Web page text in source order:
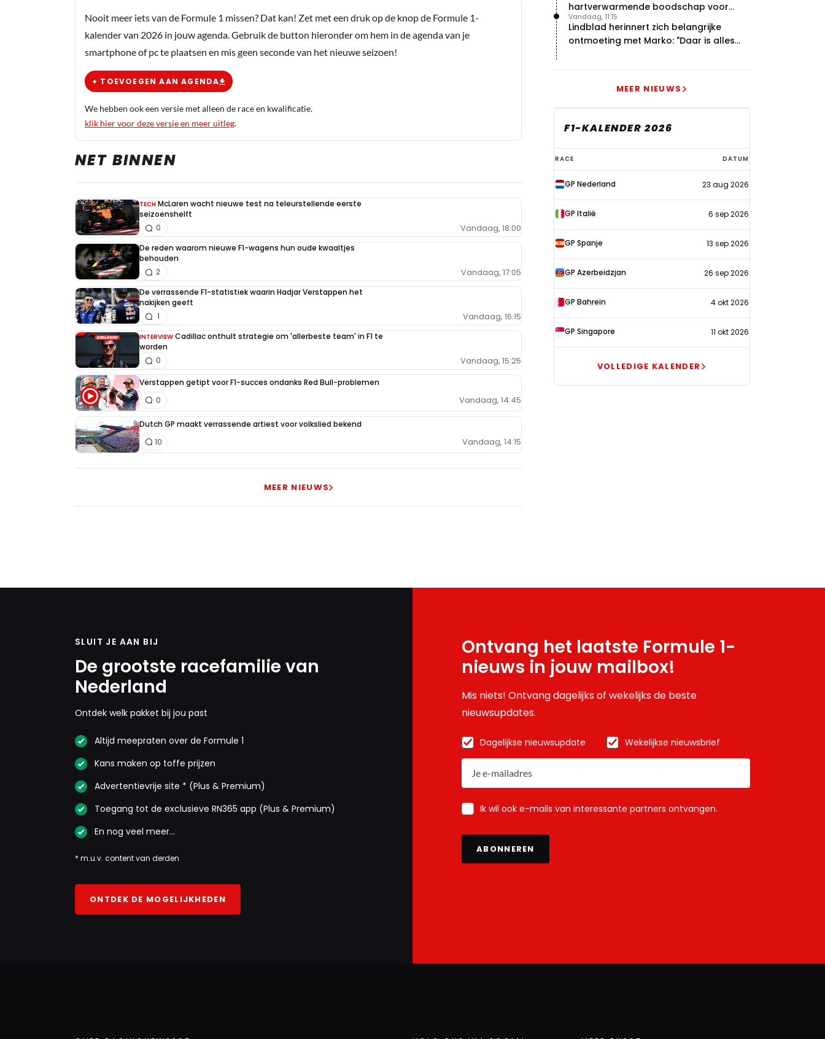
Nooit meer iets van de Formule 1 missen? Dat kan! Zet met een druk op de knop de Formule 1-
kalender van 2026 in jouw agenda. Gebruik de button hieronder om hem in de agenda van je
smartphone of pc te plaatsen en mis geen seconde van het nieuwe seizoen!
+ TOEVOEGEN AAN AGENDA
We hebben ook een versie met alleen de race en kwalificatie.
klik hier voor deze versie en meer uitleg.
NET BINNEN
TECH McLaren wacht nieuwe test na teleurstellende eerste
seizoenshelft
Vandaag, 18:00
0
De reden waarom nieuwe F1-wagens hun oude kwaaltjes
behouden
Vandaag, 17:05
2
De verrassende F1-statistiek waarin Hadjar Verstappen het
nakijken geeft
Vandaag, 16:15
1
INTERVIEW Cadillac onthult strategie om 'allerbeste team' in F1 te
worden
Vandaag, 15:25
0
Verstappen getipt voor F1-succes ondanks Red Bull-problemen
Vandaag, 14:45
0
Dutch GP maakt verrassende artiest voor volkslied bekend
Vandaag, 14:15
10
MEER NIEUWS
hartverwarmende boodschap voor
overstap naar Red Bull
Lindblad herinnert zich belangrijke
ontmoeting met Marko: "Daar is alles
Vandaag, 11:15
MEER NIEUWS
F1-KALENDER 2026
F1-
kalender
2026
RACE DATUM
GP Nederland 23 aug 2026
GP Italië 6 sep 2026
GP Spanje 13 sep 2026
GP Azerbeidzjan 26 sep 2026
GP Bahrein 4 okt 2026
GP Singapore 11 okt 2026
VOLLEDIGE KALENDER
SLUIT JE AAN BIJ
De grootste racefamilie van
Nederland
Ontdek welk pakket bij jou past
Altijd meepraten over de Formule 1
Kans maken op toffe prijzen
Advertentievrije site * (Plus & Premium)
Toegang tot de exclusieve RN365 app (Plus & Premium)
En nog veel meer…
* m.u.v. content van derden
ONTDEK DE MOGELIJKHEDEN
Ontvang het laatste Formule 1-
nieuws in jouw mailbox!
Mis niets! Ontvang dagelijks of wekelijks de beste
nieuwsupdates.
Dagelijkse nieuwsupdate Wekelijkse nieuwsbrief
Ik wil ook e-mails van interessante partners ontvangen.
ABONNEREN